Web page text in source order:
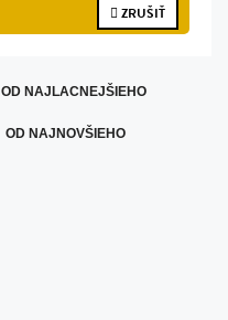
ZRUŠIŤ
OD NAJLACNEJŠIEHO
OD NAJNOVŠIEHO